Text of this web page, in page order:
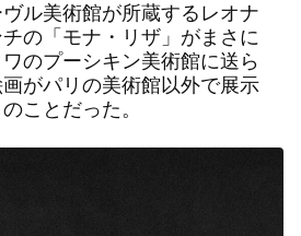
ル美術館が所蔵するレオナ
の「モナ・リザ」がまさに
のプーシキン美術館に送ら
がパリの美術館以外で展示
ことだった。